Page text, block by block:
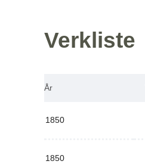
Verkliste
År
1850
1850